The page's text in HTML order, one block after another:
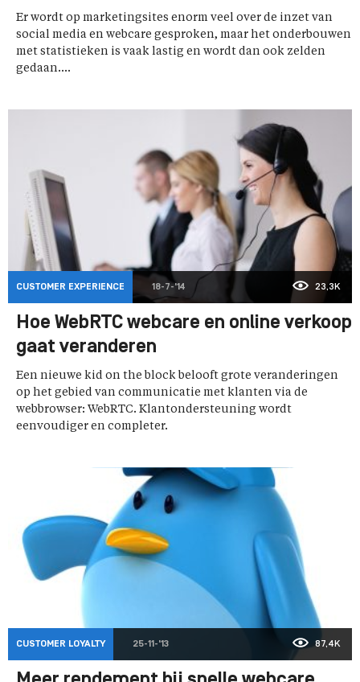
Er wordt op marketingsites enorm veel over de inzet van
social media en webcare gesproken, maar het onderbouwen
met statistieken is vaak lastig en wordt dan ook zelden
gedaan....
CUSTOMER EXPERIENCE 18-7-'14 23,3K
Hoe WebRTC webcare en online verkoop
gaat veranderen
Een nieuwe kid on the block belooft grote veranderingen
op het gebied van communicatie met klanten via de
webbrowser: WebRTC. Klantondersteuning wordt
eenvoudiger en completer.
CUSTOMER LOYALTY 25-11-'13 87,4K